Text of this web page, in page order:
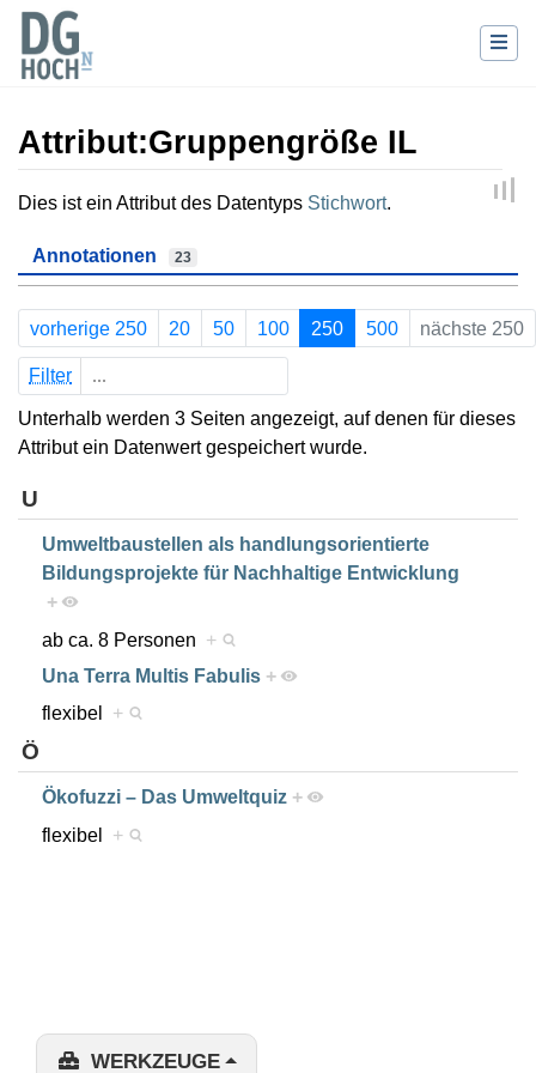
Attribut:Gruppengröße IL
Wechseln zu:Navigation,Suche
Dies ist ein Attribut des Datentyps Stichwort.
Annotationen 23
vorherige 250 20 50 100 250 500 nächste 250
Filter
Unterhalb werden 3 Seiten angezeigt, auf denen für dieses
Attribut ein Datenwert gespeichert wurde.
U
Umweltbaustellen als handlungsorientierte
Bildungsprojekte für Nachhaltige Entwicklung
+
ab ca. 8 Personen +
Una Terra Multis Fabulis +
flexibel +
Ö
Ökofuzzi – Das Umweltquiz +
flexibel +
WERKZEUGE